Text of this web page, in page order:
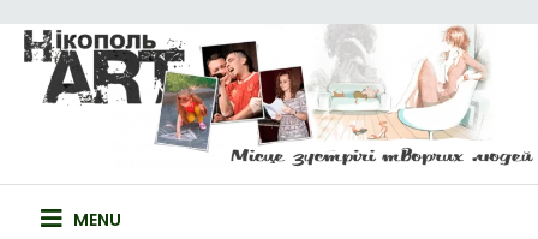
content
НІКОПОЛЬ-ART
MENU